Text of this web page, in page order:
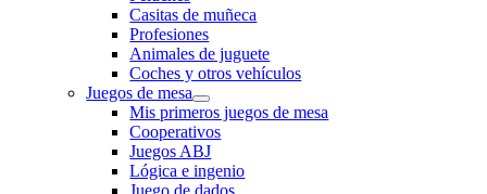
Casitas de muñeca
Profesiones
Animales de juguete
Coches y otros vehículos
Juegos de mesa
Mis primeros juegos de mesa
Cooperativos
Juegos ABJ
Lógica e ingenio
Juego de dados